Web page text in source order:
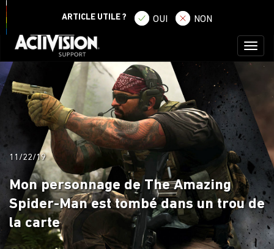
SE CONNECTER
S'ENREGISTRER
ARTICLE UTILE ? OUI NON
11/22/19
Mon personnage de The Amazing
Spider-Man est tombé dans un trou de
la carte